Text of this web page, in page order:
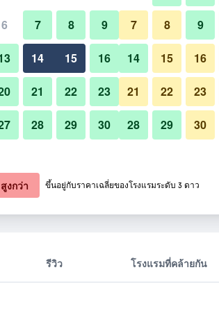
ต่อคืน
เช็คดีล
เช็คดีล
เลานจ์
รูปภาพของ โรง
รีวิว โรงแรมที่คล้ายกัน
6 7 8 9
14 15 16
21 22 23
28 29 30
7 8 9
14 15 16
21 22 23
28 29 30
สูงกว่า ขึ้นอยู่กับราคาเฉลี่ยของโรงแรมระดับ 3 ดาว